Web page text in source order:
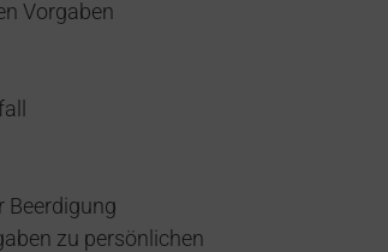
Vorgaben
Beerdigung
zu persönlichen